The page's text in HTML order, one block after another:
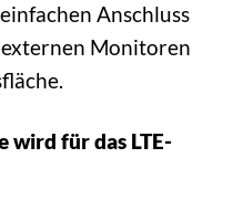
Anschluss
Monitoren
für das LTE-